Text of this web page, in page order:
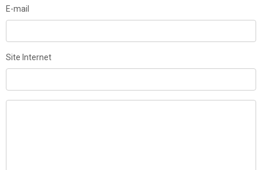
E-mail
Site Internet